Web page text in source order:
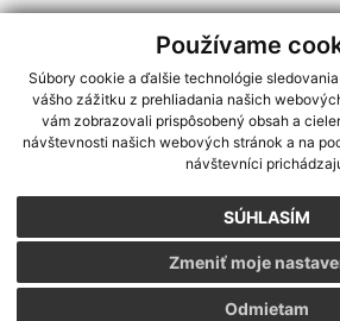
Používame
Súbory cookie a ďalšie technológie
vášho zážitku z prehliadania našich
vám zobrazovali prispôsobený obsah a
návštevnosti našich webových stránok a na
návštevníci
SÚHLASÍM
Odmietam
Zmeniť moje